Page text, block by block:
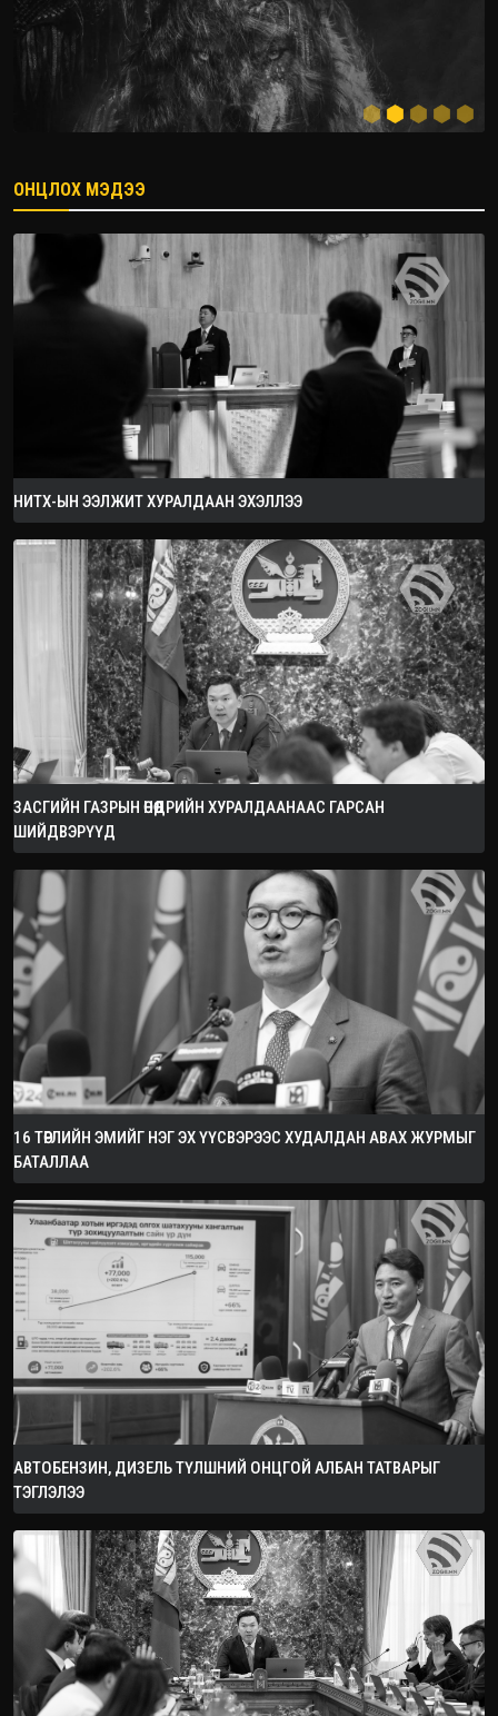
2026.08.08
ОНЦЛОХ МЭДЭЭ
НИТХ-ЫН ЭЭЛЖИТ ХУРАЛДААН ЭХЭЛЛЭЭ
ЗАСГИЙН ГАЗРЫН ӨНӨӨДРИЙН ХУРАЛДААНААС ГАРСАН
ШИЙДВЭРҮҮД
16 ТӨРЛИЙН ЭМИЙГ НЭГ ЭХ ҮҮСВЭРЭЭС ХУДАЛДАН АВАХ ЖУРМЫГ
БАТАЛЛАА
АВТОБЕНЗИН, ДИЗЕЛЬ ТҮЛШНИЙ ОНЦГОЙ АЛБАН ТАТВАРЫГ
ТЭГЛЭЛЭЭ